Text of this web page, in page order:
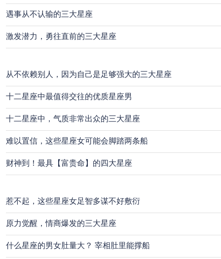
遇事从不认输的三大星座
激发潜力，勇往直前的三大星座
从不依赖别人，因为自己是足够强大的三大星座
十二星座中最值得交往的优质星座男
十二星座中，气质非常出众的三大星座
难以置信，这些星座女可能会脚踏两条船
财神到！最具【富贵命】的四大星座
惹不起，这些星座女足智多谋不好敷衍
原力觉醒，情商爆发的三大星座
什么星座的男女肚量大？ 宰相肚里能撑船